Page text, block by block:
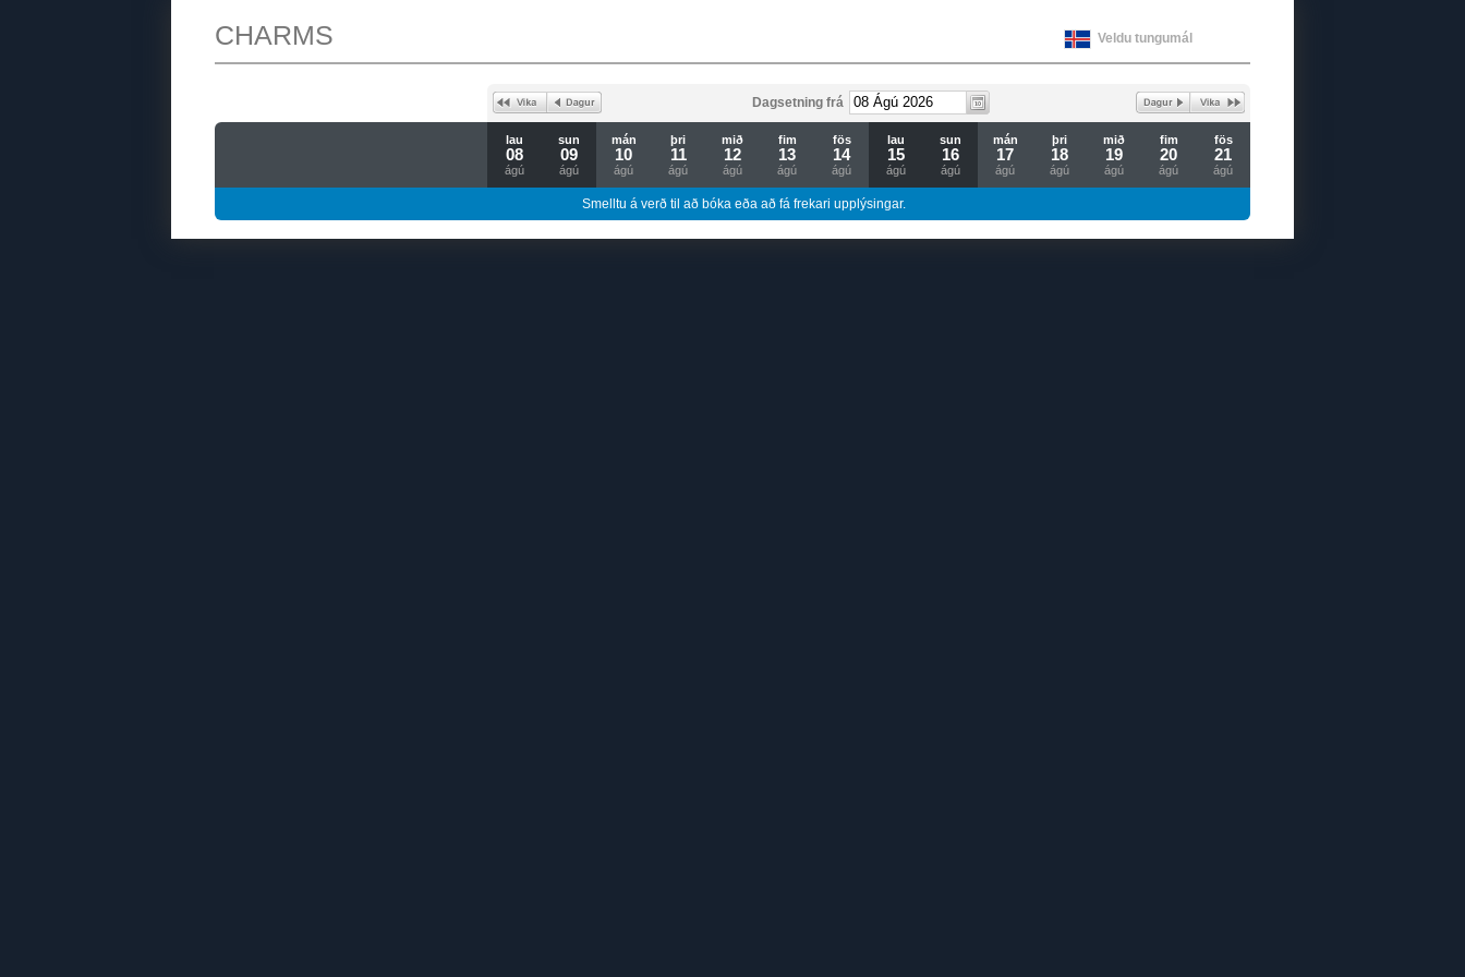
Veldu tungumál
CHARMS
Dagsetning frá
lau
08
ágú
sun
09
ágú
mán
10
ágú
þri
11
ágú
mið
12
ágú
fim
13
ágú
fös
14
ágú
lau
15
ágú
sun
16
ágú
mán
17
ágú
þri
18
ágú
mið
19
ágú
fim
20
ágú
fös
21
ágú
Smelltu á verð til að bóka eða að fá frekari upplýsingar.